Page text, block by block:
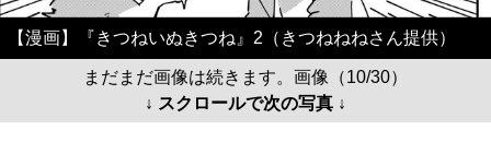
【漫画】『きつねいぬきつね』2（きつねねねさん提供）
まだまだ画像は続きます。画像（10/30）
↓ スクロールで次の写真 ↓